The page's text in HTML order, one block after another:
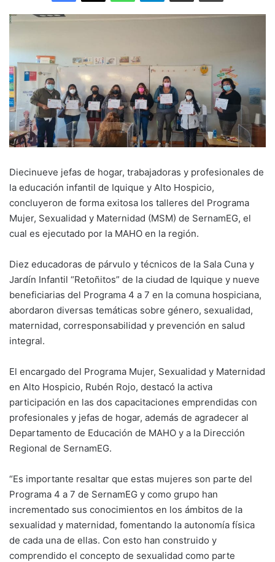
Diecinueve jefas de hogar, trabajadoras y profesionales de
la educación infantil de Iquique y Alto Hospicio,
concluyeron de forma exitosa los talleres del Programa
Mujer, Sexualidad y Maternidad (MSM) de SernamEG, el
cual es ejecutado por la MAHO en la región.
Diez educadoras de párvulo y técnicos de la Sala Cuna y
Jardín Infantil “Retoñitos” de la ciudad de Iquique y nueve
beneficiarias del Programa 4 a 7 en la comuna hospiciana,
abordaron diversas temáticas sobre género, sexualidad,
maternidad, corresponsabilidad y prevención en salud
integral.
El encargado del Programa Mujer, Sexualidad y Maternidad
en Alto Hospicio, Rubén Rojo, destacó la activa
participación en las dos capacitaciones emprendidas con
profesionales y jefas de hogar, además de agradecer al
Departamento de Educación de MAHO y a la Dirección
Regional de SernamEG.
“Es importante resaltar que estas mujeres son parte del
Programa 4 a 7 de SernamEG y como grupo han
incrementado sus conocimientos en los ámbitos de la
sexualidad y maternidad, fomentando la autonomía física
de cada una de ellas. Con esto han construido y
comprendido el concepto de sexualidad como parte